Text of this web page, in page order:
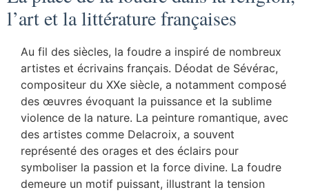
l’art et la littérature françaises
Au fil des siècles, la foudre a inspiré de nombreux
artistes et écrivains français. Déodat de Sévérac,
compositeur du XXe siècle, a notamment composé
des œuvres évoquant la puissance et la sublime
violence de la nature. La peinture romantique, avec
des artistes comme Delacroix, a souvent
représenté des orages et des éclairs pour
symboliser la passion et la force divine. La foudre
demeure un motif puissant, illustrant la tension